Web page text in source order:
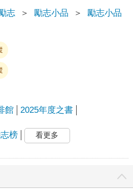
志 ＞ 勵志小品 ＞ 勵志小品
館 2025年度之書
榜 看更多